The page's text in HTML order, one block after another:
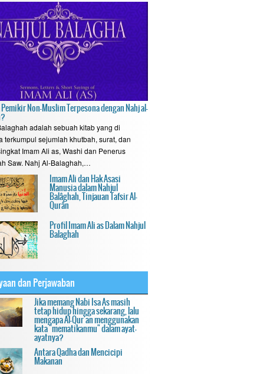
Non-Muslim Terpesona dengan Nahj al-
adalah sebuah kitab yang di
terkumpul sejumlah khutbah, surat, dan
Imam Ali as, Washi dan Penerus
Saw. Nahj Al-Balaghah,…
Imam Ali dan Hak Asasi
Manusia dalam Nahjul
Balâghah, Tinjauan Tafsir Al-
Qurân
Profil Imam Ali as Dalam Nahjul
Balaghah
dan Perjawaban
Jika memang Nabi Isa As masih
tetap hidup hingga sekarang, lalu
mengapa Al-Qur'an menggunakan
kata "mematikanmu" dalam ayat-
ayatnya?
Antara Qadha dan Mencicipi
Makanan